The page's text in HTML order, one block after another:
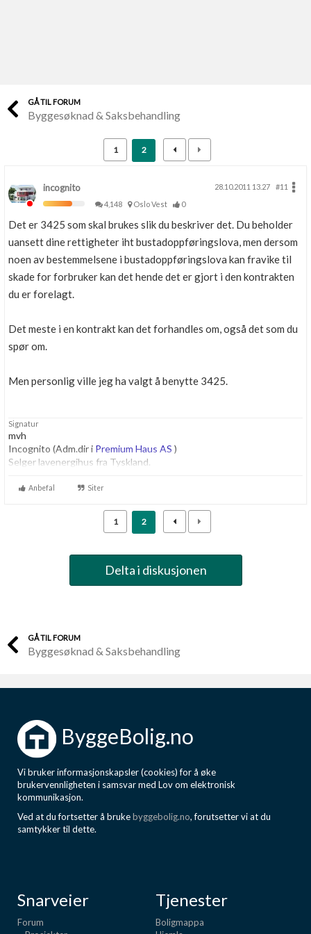
Finn håndverkere
Skaff dokumentasjon som mangler
Kundeservice
Få svar på det du lurer på
Kom i gang med Boligmappa
Se din bolig? Klikk her
Boligmappa+
GÅ TIL FORUM
Byggesøknad & Saksbehandling
1 2
incognito 28.10.2011 13.27
#11
4,148
Oslo Vest 0
Det er 3425 som skal brukes slik du beskriver det. Du beholder
uansett dine rettigheter iht bustadoppføringslova, men dersom
noen av bestemmelsene i bustadoppføringslova kan fravike til
skade for forbruker kan det hende det er gjort i den kontrakten
du er forelagt.
Det meste i en kontrakt kan det forhandles om, også det som du
spør om.
Men personlig ville jeg ha valgt å benytte 3425.
Signatur
mvh
Incognito (Adm.dir i Premium Haus AS )
Selger lavenergihus fra Tyskland.
Anbefal Siter
1 2
Delta i diskusjonen
GÅ TIL FORUM
Byggesøknad & Saksbehandling
ByggeBolig.no
Vi bruker informasjonskapsler (cookies) for å øke
brukervennligheten i samsvar med Lov om elektronisk
kommunikasjon.
Ved at du fortsetter å brukebyggebolig.no, forutsetter vi at du
samtykker til dette.
Snarveier
Forum
Tjenester
Boligmappa